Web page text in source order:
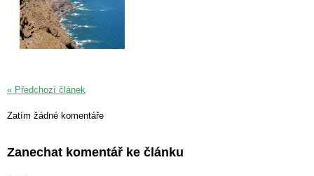
« Předchozí článek
Zatím žádné komentáře
Zanechat komentář ke článku